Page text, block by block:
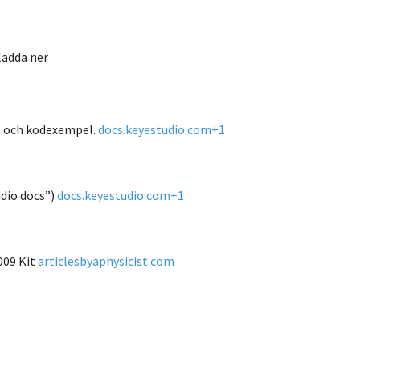
ner
kodexempel. docs.keyestudio.com+1
docs”) docs.keyestudio.com+1
Kitarticlesbyaphysicist.com